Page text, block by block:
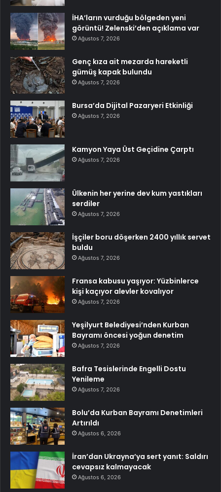
İHA’ların vurduğu bölgeden yeni
görüntü! Zelenski’den açıklama var
Ağustos 7, 2026
Genç kıza ait mezarda hareketli
gümüş kapak bulundu
Ağustos 7, 2026
Bursa’da Dijital Pazaryeri Etkinliği
Ağustos 7, 2026
Kamyon Yaya Üst Geçidine Çarptı
Ağustos 7, 2026
Ülkenin her yerine dev kum yastıkları
serdiler
Ağustos 7, 2026
İşçiler boru döşerken 2400 yıllık servet
buldu
Ağustos 7, 2026
Fransa kabusu yaşıyor: Yüzbinlerce
kişi kaçıyor alevler kovalıyor
Ağustos 7, 2026
Yeşilyurt Belediyesi’nden Kurban
Bayramı öncesi yoğun denetim
Ağustos 7, 2026
Bafra Tesislerinde Engelli Dostu
Yenileme
Ağustos 7, 2026
Bolu’da Kurban Bayramı Denetimleri
Artırıldı
Ağustos 6, 2026
İran’dan Ukrayna’ya sert yanıt: Saldırı
cevapsız kalmayacak
Ağustos 6, 2026